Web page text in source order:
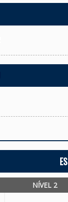
NÍVEL 2